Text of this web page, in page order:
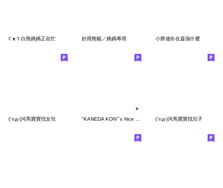
ʕ·ᴥ·ʔ 白熊媽媽正在忙 好用熊貓／媽媽專用 小胖達你在囂張什麼
(‘⊙д-)河馬寶寶找女兒 (‘⊙д-)河馬寶寶找兒子